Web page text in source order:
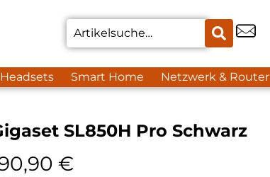
Smart Home Netzwerk & Router
SL850H Pro Schwarz
€